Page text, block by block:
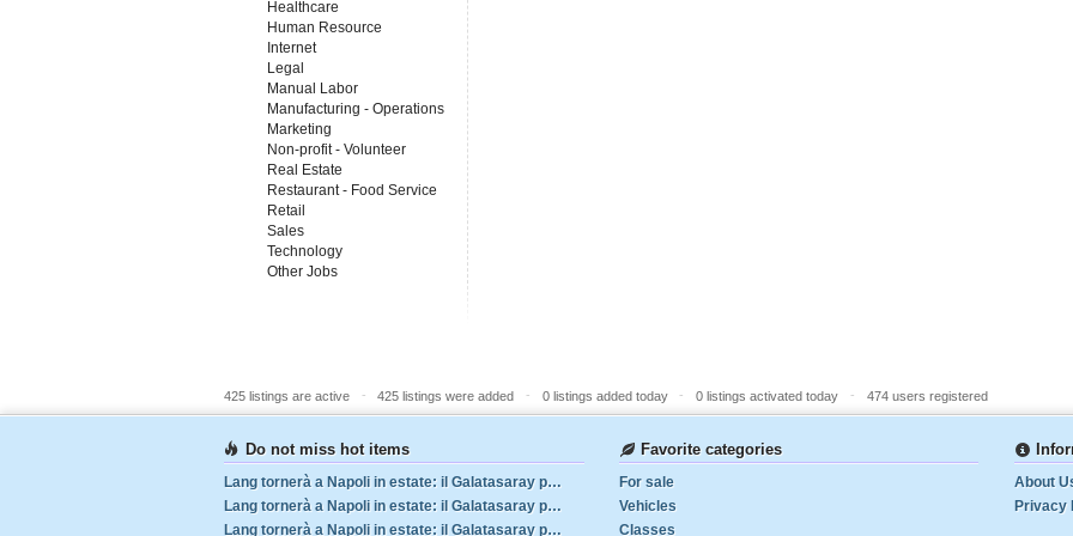
Healthcare
Human Resource
Internet
Legal
Manual Labor
Manufacturing - Operations
Marketing
Non-profit - Volunteer
Real Estate
Restaurant - Food Service
Retail
Sales
Technology
Other Jobs
425 listings are active - 425 listings were added - 0 listings added today - 0 listings activated today - 474 users registered
Do not miss hot items
Lang tornerà a Napoli in estate: il Galatasaray pesca
Lang tornerà a Napoli in estate: il Galatasaray pesca
Lang tornerà a Napoli in estate: il Galatasaray pesca
Favorite categories
For sale
Vehicles
Classes
About
Privacy